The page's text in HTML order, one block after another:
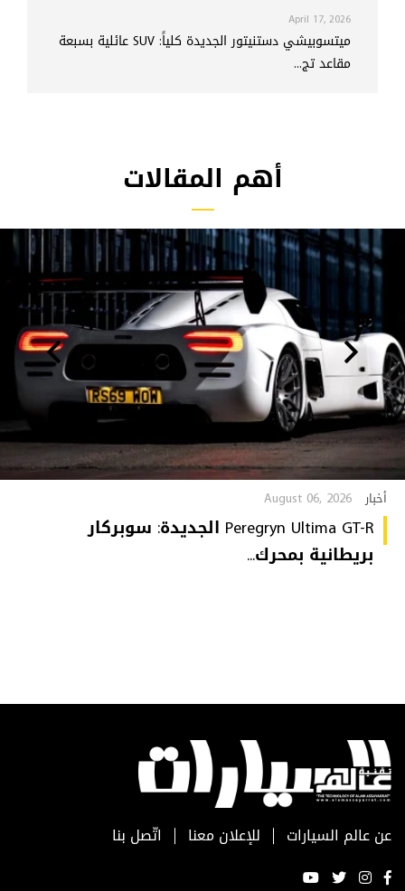
April 17, 2026
ميتسوبيشي دستنيتور الجديدة كلياً: SUV عائلية بسبعة
مقاعد تج...
أهم المقالات
أخبار August 06, 2026
Peregryn Ultima GT-R الجديدة: سوبركار
بريطانية بمحرك...
عن عالم السيارات للإعلان معنا اتّصل بنا